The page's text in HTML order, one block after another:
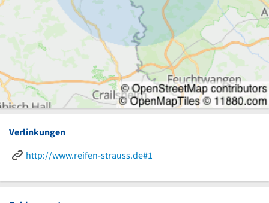
Verlinkungen
http://www.reifen-strauss.de#1